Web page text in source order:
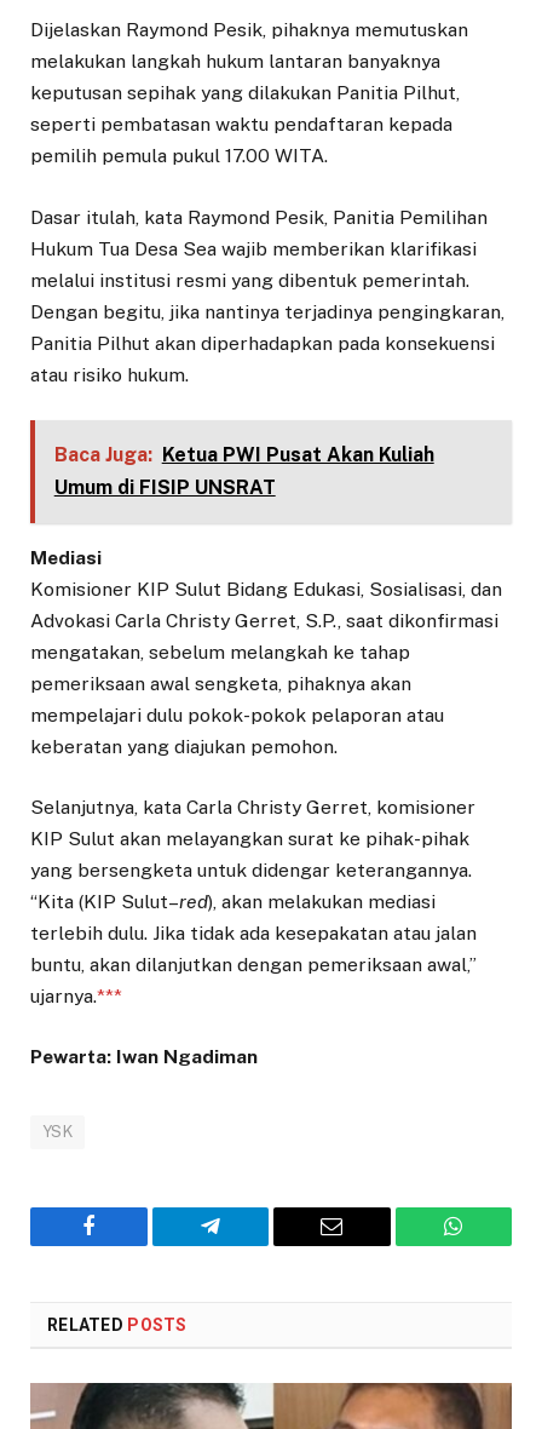
Dijelaskan Raymond Pesik, pihaknya memutuskan
melakukan langkah hukum lantaran banyaknya
keputusan sepihak yang dilakukan Panitia Pilhut,
seperti pembatasan waktu pendaftaran kepada
pemilih pemula pukul 17.00 WITA.
Dasar itulah, kata Raymond Pesik, Panitia Pemilihan
Hukum Tua Desa Sea wajib memberikan klarifikasi
melalui institusi resmi yang dibentuk pemerintah.
Dengan begitu, jika nantinya terjadinya pengingkaran,
Panitia Pilhut akan diperhadapkan pada konsekuensi
atau risiko hukum.
Baca Juga: Ketua PWI Pusat Akan Kuliah
Umum di FISIP UNSRAT
Mediasi
Komisioner KIP Sulut Bidang Edukasi, Sosialisasi, dan
Advokasi Carla Christy Gerret, S.P., saat dikonfirmasi
mengatakan, sebelum melangkah ke tahap
pemeriksaan awal sengketa, pihaknya akan
mempelajari dulu pokok-pokok pelaporan atau
keberatan yang diajukan pemohon.
Selanjutnya, kata Carla Christy Gerret, komisioner
KIP Sulut akan melayangkan surat ke pihak-pihak
yang bersengketa untuk didengar keterangannya.
“Kita (KIP Sulut–red), akan melakukan mediasi
terlebih dulu. Jika tidak ada kesepakatan atau jalan
buntu, akan dilanjutkan dengan pemeriksaan awal,”
ujarnya.***
Pewarta: Iwan Ngadiman
YSK
Facebook Telegram Email
RELATED POSTS